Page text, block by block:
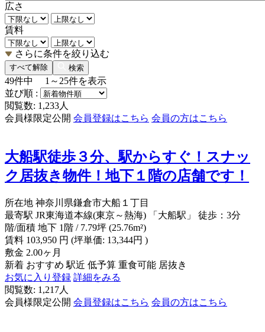
広さ
賃料
さらに条件を絞り込む
すべて解除 検索
49件中 1～25件を表示
並び順 :
閲覧数: 1,233人
会員様限定公開 会員登録はこちら 会員の方はこちら
大船駅徒歩３分、駅からすぐ！スナッ
ク居抜き物件！地下１階の店舗です！
所在地 神奈川県鎌倉市大船１丁目
最寄駅 JR東海道本線(東京～熱海) 「大船駅」 徒歩：3分
階/面積 地下 1階 / 7.79坪 (25.76m²)
賃料 103,950 円 (坪単価: 13,344円 )
敷金 2.00ヶ月
新着 おすすめ 駅近 低予算 重食可能 居抜き
お気に入り登録 詳細をみる
閲覧数: 1,217人
会員様限定公開 会員登録はこちら 会員の方はこちら